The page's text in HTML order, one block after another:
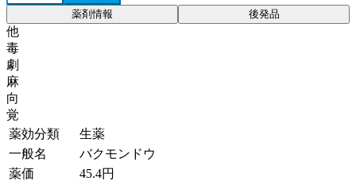
薬剤情報 後発品
他
毒
劇
麻
向
覚
薬効分類
生薬
一般名
バクモンドウ
薬価
45.4円